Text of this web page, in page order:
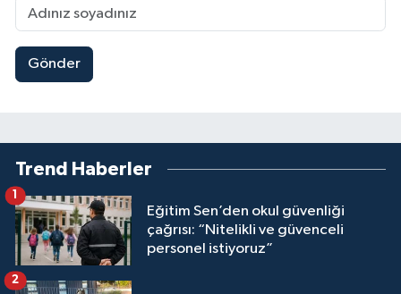
Gönder
Trend Haberler
Eğitim Sen’den okul güvenliği
çağrısı: “Nitelikli ve güvenceli
personel istiyoruz”
1
2